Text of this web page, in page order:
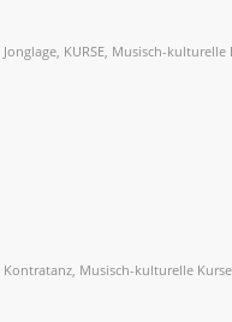
Jonglage, KURSE, Musisch-kulturelle
Kontratanz, Musisch-kulturelle